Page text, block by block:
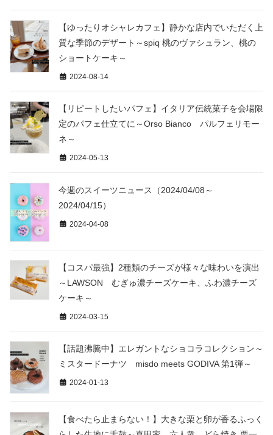
【ゆったりオシャレカフェ】静かな店内でいただく上
質な季節のデザート～spiq 桃のヴァシュラン、桃の
ショートケーキ～
2024-08-14
【リピートしたいパフェ】イタリア伝統菓子を会場限
定のパフェ仕立てに～Orso Bianco パルフェリモー
ネ～
2024-05-13
今週のスイーツニュース（2024/04/08～
2024/04/15）
2024-04-08
【コスパ最強】2種類のチーズが様々な味わいを演出
～LAWSON むぎゅ濃チーズケーキ、ふわ濃チーズ
ケーキ～
2024-03-15
【話題沸騰中】エレガントなショコラコレクション～
ミスタードーナツ misdo meets GODIVA 第1弾～
2024-01-13
【食べたら止まらない！】大きな栗と卵が香るふっく